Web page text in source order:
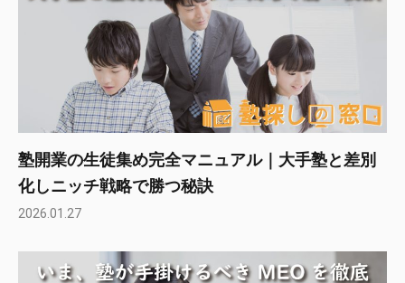
塾開業の生徒集め完全マニュアル｜大手塾と差別
化しニッチ戦略で勝つ秘訣
2026.01.27